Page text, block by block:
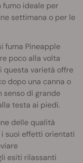
fumo ideale per
settimana o per le
fuma Pineapple
poco alla volta
questa varietà offre
dopo una canna o
senso di grande
testa ai piedi.
delle qualità
suoi effetti orientati
esiti rilassanti